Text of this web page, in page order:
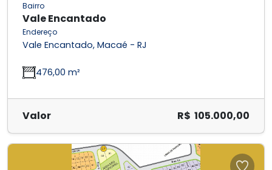
Bairro
Vale Encantado
Endereço
Vale Encantado, Macaé - RJ
476,00 m²
Valor R$ 105.000,00